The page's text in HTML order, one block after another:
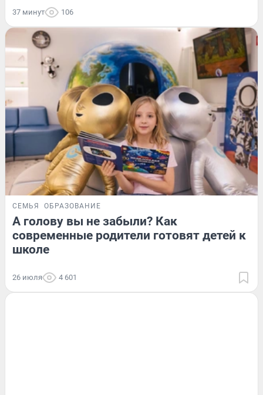
37 минут 106
СЕМЬЯ ОБРАЗОВАНИЕ
А голову вы не забыли? Как
современные родители готовят детей к
школе
26 июля 4 601